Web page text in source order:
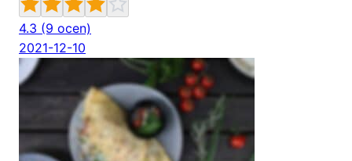
4.3 (9 ocen)
2021-12-10